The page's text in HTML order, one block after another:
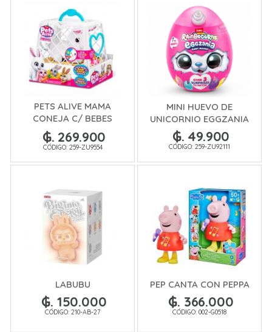
PETS ALIVE MAMA
CONEJA C/ BEBES
SORPRESA
₲. 269.900
CÓDIGO: 259-ZU9554
MINI HUEVO DE
UNICORNIO EGGZANIA
₲. 49.900
CÓDIGO: 259-ZU92111
LABUBU
₲. 150.000
CÓDIGO: 210-AB-27
PEP CANTA CON PEPPA
₲. 366.000
CÓDIGO: 002-G0518